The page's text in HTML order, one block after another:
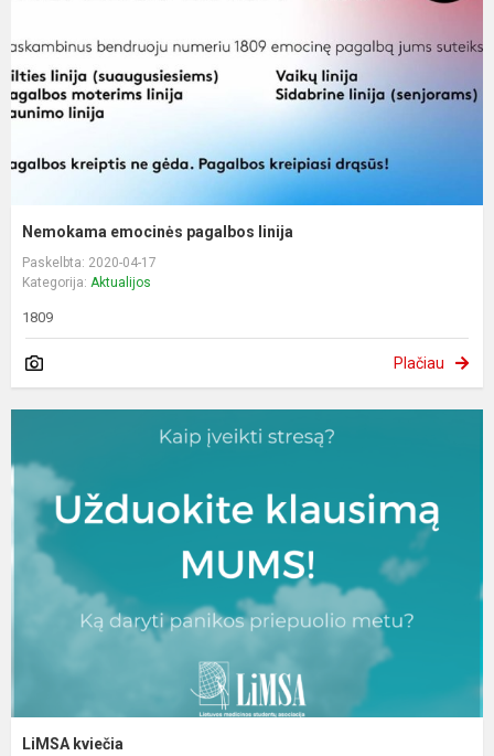
Nemokama emocinės pagalbos linija
Paskelbta: 2020-04-17
Kategorija: Aktualijos
1809
Plačiau
LiMSA kviečia